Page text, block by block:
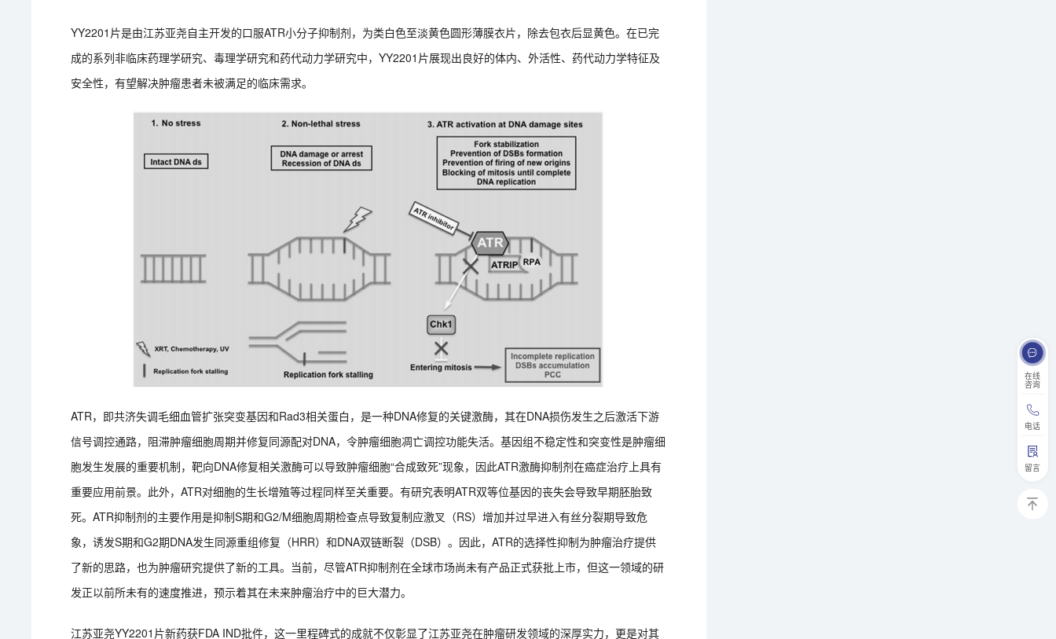
在线
咨询
电话
留言
YY2201片是由江苏亚尧自主开发的口服ATR小分子抑制剂，为类白色至淡黄色圆形薄膜衣片，除去包衣后显黄色。在已完
成的系列非临床药理学研究、毒理学研究和药代动力学研究中，YY2201片展现出良好的体内、外活性、药代动力学特征及
安全性，有望解决肿瘤患者未被满足的临床需求。
ATR，即共济失调毛细血管扩张突变基因和Rad3相关蛋白，是一种DNA修复的关键激酶，其在DNA损伤发生之后激活下游
信号调控通路，阻滞肿瘤细胞周期并修复同源配对DNA，令肿瘤细胞凋亡调控功能失活。基因组不稳定性和突变性是肿瘤细
胞发生发展的重要机制，靶向DNA修复相关激酶可以导致肿瘤细胞“合成致死”现象，因此ATR激酶抑制剂在癌症治疗上具有
重要应用前景。此外，ATR对细胞的生长增殖等过程同样至关重要。有研究表明ATR双等位基因的丧失会导致早期胚胎致
死。ATR抑制剂的主要作用是抑制S期和G2/M细胞周期检查点导致复制应激叉（RS）增加并过早进入有丝分裂期导致危
象，诱发S期和G2期DNA发生同源重组修复（HRR）和DNA双链断裂（DSB）。因此，ATR的选择性抑制为肿瘤治疗提供
了新的思路，也为肿瘤研究提供了新的工具。当前，尽管ATR抑制剂在全球市场尚未有产品正式获批上市，但这一领域的研
发正以前所未有的速度推进，预示着其在未来肿瘤治疗中的巨大潜力。
江苏亚尧YY2201片新药获FDA IND批件，这一里程碑式的成就不仅彰显了江苏亚尧在肿瘤研发领域的深厚实力，更是对其